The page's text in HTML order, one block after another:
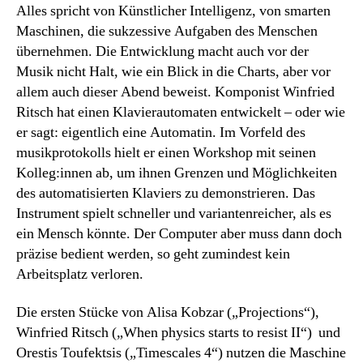
Alles spricht von Künstlicher Intelligenz, von smarten
Maschinen, die sukzessive Aufgaben des Menschen
übernehmen. Die Entwicklung macht auch vor der
Musik nicht Halt, wie ein Blick in die Charts, aber vor
allem auch dieser Abend beweist. Komponist Winfried
Ritsch hat einen Klavierautomaten entwickelt – oder wie
er sagt: eigentlich eine Automatin. Im Vorfeld des
musikprotokolls hielt er einen Workshop mit seinen
Kolleg:innen ab, um ihnen Grenzen und Möglichkeiten
des automatisierten Klaviers zu demonstrieren. Das
Instrument spielt schneller und variantenreicher, als es
ein Mensch könnte. Der Computer aber muss dann doch
präzise bedient werden, so geht zumindest kein
Arbeitsplatz verloren.
Die ersten Stücke von Alisa Kobzar („Projections“),
Winfried Ritsch („When physics starts to resist II“) und
Orestis Toufektsis („Timescales 4“) nutzen die Maschine